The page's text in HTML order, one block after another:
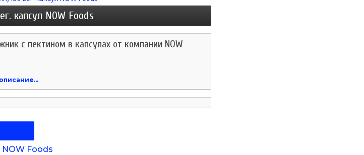
капсул NOW Foods
с пектином в капсулах от компании NOW
NOW Foods